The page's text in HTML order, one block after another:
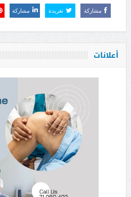
مشاركة تغريدة مشاركة
أعلانات